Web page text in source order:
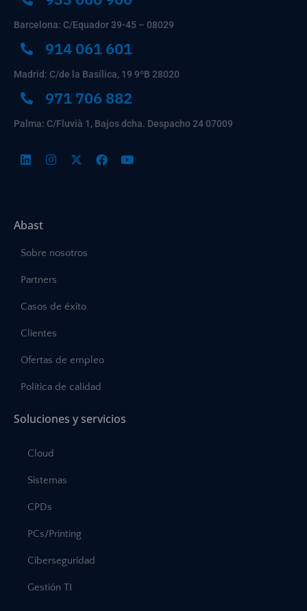
Barcelona: C/Equador 39-45 – 08029
914 061 601
Madrid: C/de la Basílica, 19 9ºB 28020
971 706 882
Palma: C/Fluvià 1, Bajos dcha. Despacho 24 07009
Abast
Sobre nosotros
Partners
Casos de éxito
Clientes
Ofertas de empleo
Política de calidad
Soluciones y servicios
Cloud
Sistemas
CPDs
PCs/Printing
Ciberseguridad
Gestión TI